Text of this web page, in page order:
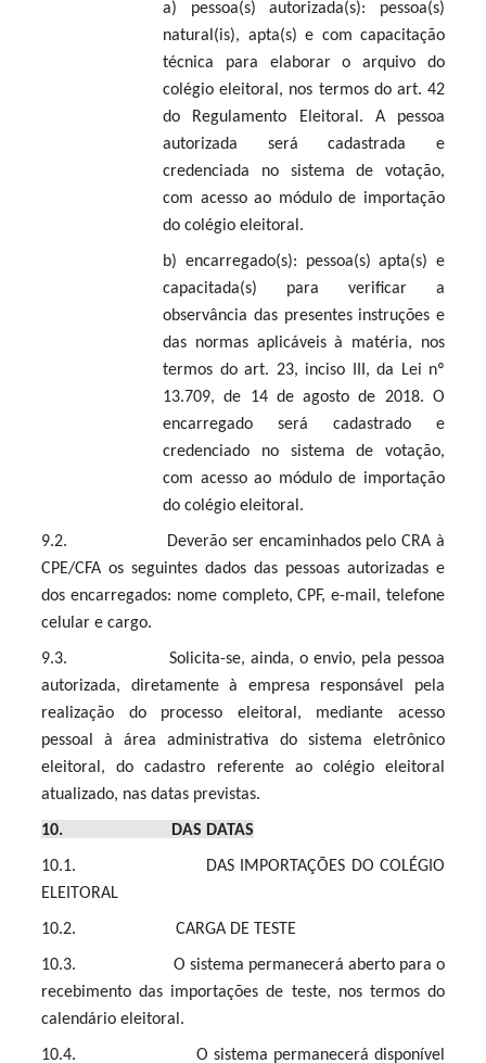
a) pessoa(s) autorizada(s): pessoa(s)
natural(is), apta(s) e com capacitação
técnica para elaborar o arquivo do
colégio eleitoral, nos termos do art. 42
do Regulamento Eleitoral. A pessoa
autorizada será cadastrada e
credenciada no sistema de votação,
com acesso ao módulo de importação
do colégio eleitoral.
b) encarregado(s): pessoa(s) apta(s) e
capacitada(s) para verificar a
observância das presentes instruções e
das normas aplicáveis à matéria, nos
termos do art. 23, inciso III, da Lei nº
13.709, de 14 de agosto de 2018. O
encarregado será cadastrado e
credenciado no sistema de votação,
com acesso ao módulo de importação
do colégio eleitoral.
9.2. Deverão ser encaminhados pelo CRA à
CPE/CFA os seguintes dados das pessoas autorizadas e
dos encarregados: nome completo, CPF, e-mail, telefone
celular e cargo.
9.3. Solicita-se, ainda, o envio, pela pessoa
autorizada, diretamente à empresa responsável pela
realização do processo eleitoral, mediante acesso
pessoal à área administrativa do sistema eletrônico
eleitoral, do cadastro referente ao colégio eleitoral
atualizado, nas datas previstas.
10. DAS DATAS
10.1. DAS IMPORTAÇÕES DO COLÉGIO
ELEITORAL
10.2. CARGA DE TESTE
10.3. O sistema permanecerá aberto para o
recebimento das importações de teste, nos termos do
calendário eleitoral.
10.4. O sistema permanecerá disponível